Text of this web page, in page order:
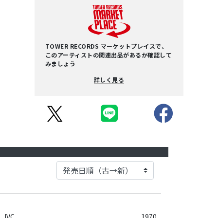
TOWER RECORDS マーケットプレイスで、
このアーティストの関連出品があるか確認して
みましょう
詳しく見る